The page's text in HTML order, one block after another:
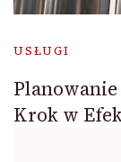
USŁUGI
Krok w